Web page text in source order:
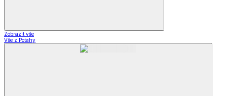
Zobrazit vše
Vše z Potahy